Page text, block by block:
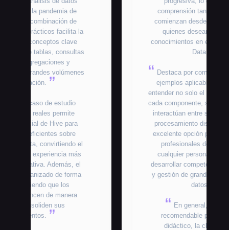
comprensión tanto para quienes
comienzan desde cero como para
quienes desean reforzar sus
conocimientos en el ecosistema Big
Destaca por combinar la teoría con
ejemplos aplicables, permitiendo
entender no solo el funcionamiento de
cada componente, sino también cómo
interactúan entre sí en entornos de
procesamiento distribuido. Es una
excelente opción para estudiantes,
profesionales de tecnología y
cualquier persona interesada en
desarrollar competencias en análisis
y gestión de grandes volúmenes de
recomendable por su enfoque